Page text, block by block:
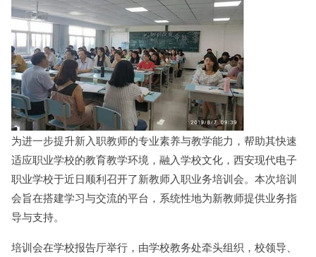
为进一步提升新入职教师的专业素养与教学能力，帮助其快速
适应职业学校的教育教学环境，融入学校文化，西安现代电子
职业学校于近日顺利召开了新教师入职业务培训会。本次培训
会旨在搭建学习与交流的平台，系统性地为新教师提供业务指
导与支持。
培训会在学校报告厅举行，由学校教务处牵头组织，校领导、